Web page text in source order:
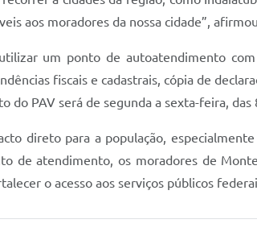
aos moradores da nossa cidade”,
um ponto de autoatendimento
fiscais e cadastrais, cópia de
do PAV será de segunda a sexta-feira, das
direto para a população,
de atendimento, os moradores de
o acesso aos serviços públicos